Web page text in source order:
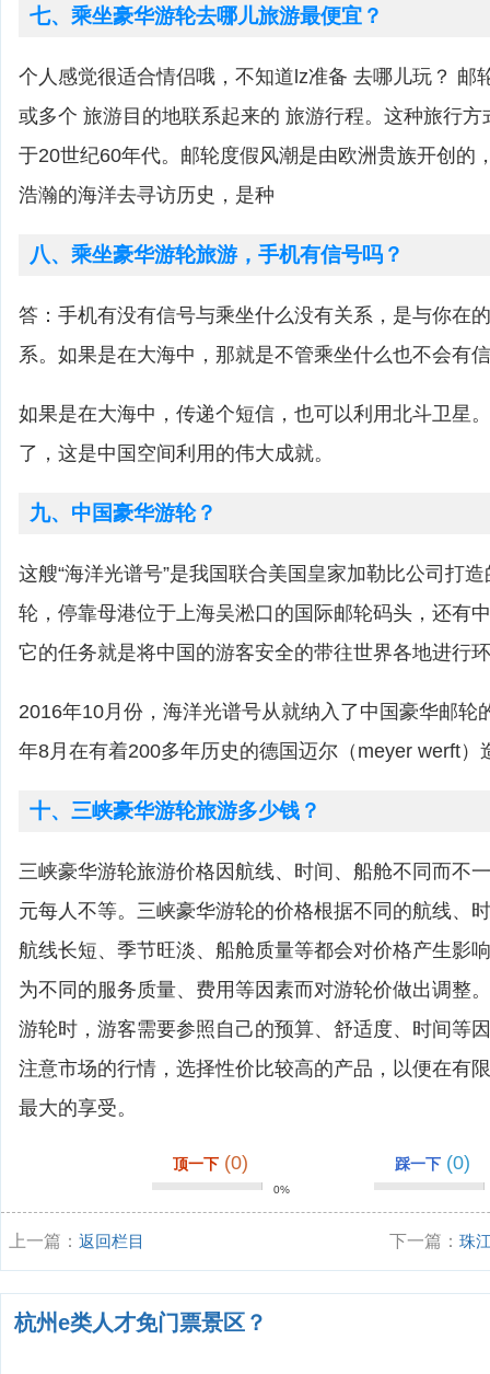
七、乘坐豪华游轮去哪儿旅游最便宜？
个人感觉很适合情侣哦，不知道lz准备 去哪儿玩？ 邮
或多个 旅游目的地联系起来的 旅游行程。这种旅行
于20世纪60年代。邮轮度假风潮是由欧洲贵族开创的
浩瀚的海洋去寻访历史，是种
八、乘坐豪华游轮旅游，手机有信号吗？
答：手机有没有信号与乘坐什么没有关系，是与你在
系。如果是在大海中，那就是不管乘坐什么也不会有
如果是在大海中，传递个短信，也可以利用北斗卫星
了，这是中国空间利用的伟大成就。
九、中国豪华游轮？
这艘“海洋光谱号”是我国联合美国皇家加勒比公司打
轮，停靠母港位于上海吴淞口的国际邮轮码头，还有
它的任务就是将中国的游客安全的带往世界各地进行
2016年10月份，海洋光谱号从就纳入了中国豪华邮轮
年8月在有着200多年历史的德国迈尔（meyer werft）
十、三峡豪华游轮旅游多少钱？
三峡豪华游轮旅游价格因航线、时间、船舱不同而不
元每人不等。三峡豪华游轮的价格根据不同的航线、
航线长短、季节旺淡、船舱质量等都会对价格产生影
为不同的服务质量、费用等因素而对游轮价做出调整
游轮时，游客需要参照自己的预算、舒适度、时间等
注意市场的行情，选择性价比较高的产品，以便在有
最大的享受。
顶一下 (0)
0%
踩一下 (0)
上一篇： 返回栏目 下一篇：珠
杭州e类人才免门票景区？